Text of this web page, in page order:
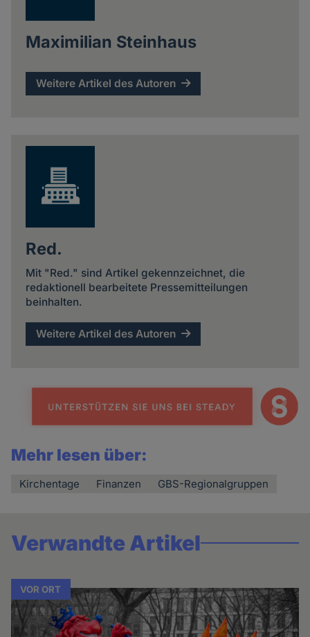
Maximilian Steinhaus
Weitere Artikel des Autoren
Red.
Mit "Red." sind Artikel gekennzeichnet, die
redaktionell bearbeitete Pressemitteilungen
beinhalten.
Weitere Artikel des Autoren
Mehr lesen über:
Kirchentage Finanzen GBS-Regionalgruppen
Verwandte Artikel
VOR ORT